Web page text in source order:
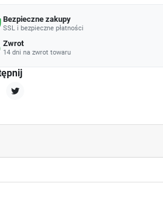
Bezpieczne zakupy
SSL i bezpieczne płatności
Zwrot
14 dni na zwrot towaru